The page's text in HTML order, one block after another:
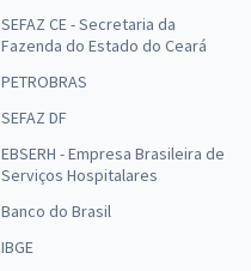
SEFAZ CE - Secretaria da
Fazenda do Estado do Ceará
PETROBRAS
SEFAZ DF
EBSERH - Empresa Brasileira de
Serviços Hospitalares
Banco do Brasil
IBGE